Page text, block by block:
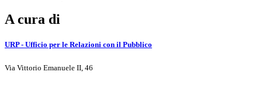
A cura di
URP - Ufficio per le Relazioni con il Pubblico
Via Vittorio Emanuele II, 46